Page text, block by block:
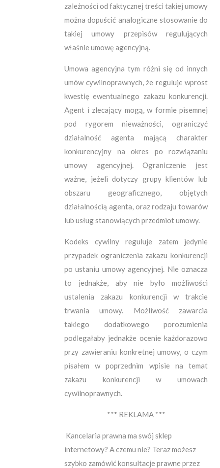
zależności od faktycznej treści takiej umowy
można dopuścić analogiczne stosowanie do
takiej umowy przepisów regulujących
właśnie umowę agencyjną.
Umowa agencyjna tym różni się od innych
umów cywilnoprawnych, że reguluje wprost
kwestię ewentualnego zakazu konkurencji.
Agent i zlecający mogą, w formie pisemnej
pod rygorem nieważności, ograniczyć
działalność agenta mającą charakter
konkurencyjny na okres po rozwiązaniu
umowy agencyjnej. Ograniczenie jest
ważne, jeżeli dotyczy grupy klientów lub
obszaru geograficznego, objętych
działalnością agenta, oraz rodzaju towarów
lub usług stanowiących przedmiot umowy.
Kodeks cywilny reguluje zatem jedynie
przypadek ograniczenia zakazu konkurencji
po ustaniu umowy agencyjnej. Nie oznacza
to jednakże, aby nie było możliwości
ustalenia zakazu konkurencji w trakcie
trwania umowy. Możliwość zawarcia
takiego dodatkowego porozumienia
podlegałaby jednakże ocenie każdorazowo
przy zawieraniu konkretnej umowy, o czym
pisałem w poprzednim wpisie na temat
zakazu konkurencji w umowach
cywilnoprawnych.
*** REKLAMA ***
Kancelaria prawna ma swój sklep
internetowy? A czemu nie? Teraz możesz
szybko zamówić konsultacje prawne przez